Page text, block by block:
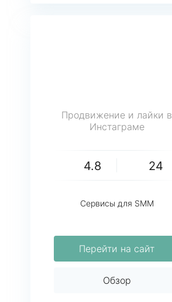
Продвижение и лайки в
Инстаграме
4.8 24
Сервисы для SMM
Перейти на сайт
Обзор